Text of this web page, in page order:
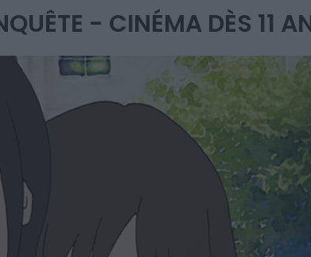
- CINÉMA DÈS 11